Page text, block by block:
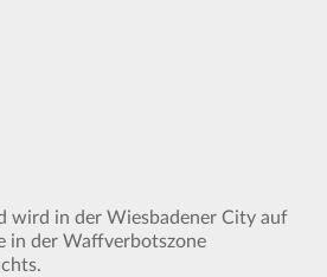
wird in der Wiesbadener City auf
in der Waffverbotszone